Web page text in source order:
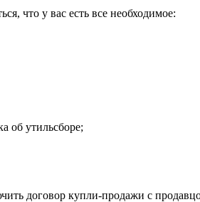
что у вас есть все необходимое:
об утильсборе;
договор купли-продажи с